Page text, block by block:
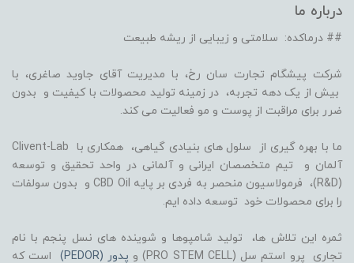
درباره ما
## درماکده: سلامتی و زیبایی از ریشه طبیعت
شرکت پیشگام تجارت سان رخ، با مدیریت آقای جاوید صاغری، با
بیش از یک دهه تجربه، در زمینه تولید محصولات با کیفیت و بدون
ضرر برای مراقبت از پوست و مو فعالیت می کند.
ما با بهره گیری از سلول های بنیادی گیاهی، همکاری با Clivent-Lab
آلمان و تیم متخصصان ایرانی و آلمانی در واحد تحقیق و توسعه
(R&D)، فرمولاسیون منحصر به فردی بر پایه CBD Oil و بدون سولفات
را برای محصولات خود توسعه داده ایم.
ثمره این تلاش ها، تولید شامپوها و شوینده های نسل پنجم با نام
تجاری پرو استم سل (PRO STEM CELL) و
پدور (PEDOR) است که